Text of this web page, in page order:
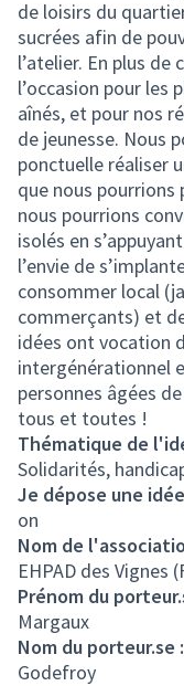
de loisirs du
sucrées afin de
l’atelier. En plus de
l’occasion pour les
aînés, et pour nos
de jeunesse. Nous
ponctuelle réaliser
que nous
nous pourrions
isolés en
l’envie de
consommer local
commerçants) et
idées ont vocation
intergénérationnel
personnes âgées
tous et toutes !
Thématique de
Solidarités,
Je dépose une
on
Nom de
EHPAD des Vignes
Prénom du
Margaux
Nom du porteur.se :
Godefroy